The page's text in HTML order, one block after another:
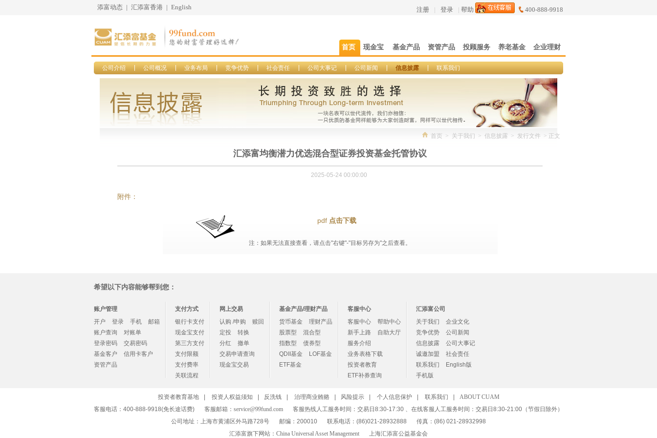
添富动态 | 汇添富香港 | English 注册 | 登录 | 帮助 400-888-9918
首页 现金宝 基金产品 资管产品 投顾服务 养老基金 企业理财
公司介绍 公司概况 业务布局 竞争优势 社会责任 公司大事记 公司新闻 信息披露 联系我们
首页 > 关于我们 > 信息披露 > 发行文件 > 正文
汇添富均衡潜力优选混合型证券投资基金托管协议
2025-05-24 00:00:00
附件：
pdf 点击下载
注：如果无法直接查看，请点击"右键"-"目标另存为"之后查看。
希望以下内容能够帮到您：
账户管理
开户
登录 手机
邮箱
账户查询
对账单
登录密码
交易密码
基金客户
信用卡客户
资管产品
支付方式
银行卡支付
现金宝支付
第三方支付
支付限额
支付费率
关联流程
网上交易
认购 /申购
赎回
定投
转换
分红
撤单
交易申请查询
现金宝交易
基金产品/理财产品
货币基金
理财产品
股票型
混合型
指数型
债券型
QDII基金
LOF基金
ETF基金
客服中心
客服中心
帮助中心
新手上路
自助大厅
服务介绍
业务表格下载
投资者教育
ETF补券查询
汇添富公司
关于我们
企业文化
竞争优势
公司新闻
信息披露
公司大事记
诚邀加盟
社会责任
联系我们
English版
手机版
投资者教育基地 投资人权益须知 反洗钱 治理商业贿赂 风险提示 个人信息保护 联系我们
ABOUT CUAM
客服电话：400-888-9918(免长途话费)
客服邮箱： service@99fund.com
客服热线人工服务时间：交易日8:30-17:30 、在线客服人工服务时间：交易日8:30-21:00（节假日除外）
公司地址：上海市黄浦区外马路728号
邮编：200010 联系电话：(86)021-28932888
传真：(86) 021-28932998
汇添富旗下网站： China Universal Asset Management 上海汇添富公益基金会